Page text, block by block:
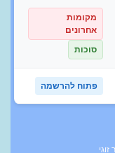
מקומות
אחרונים
סוכות
פתוח להרשמה